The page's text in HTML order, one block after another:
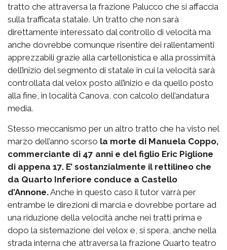
tratto che attraversa la frazione Palucco che si affaccia
sulla trafficata statale. Un tratto che non sarà
direttamente interessato dal controllo di velocità ma
anche dovrebbe comunque risentire dei rallentamenti
apprezzabili grazie alla cartellonistica e alla prossimità
dell’inizio del segmento di statale in cui la velocità sarà
controllata dal velox posto all’inizio e da quello posto
alla fine, in località Canova, con calcolo dell’andatura
media.
Stesso meccanismo per un altro tratto che ha visto nel
marzo dell’anno scorso la morte di Manuela Coppo,
commerciante di 47 anni e del figlio Eric Piglione
di appena 17. E’ sostanzialmente il rettilineo che
da Quarto Inferiore conduce a Castello
d’Annone.Anche in questo caso il tutor varrà per
entrambe le direzioni di marcia e dovrebbe portare ad
una riduzione della velocità anche nei tratti prima e
dopo la sistemazione dei velox e, si spera, anche nella
strada interna che attraversa la frazione Quarto teatro